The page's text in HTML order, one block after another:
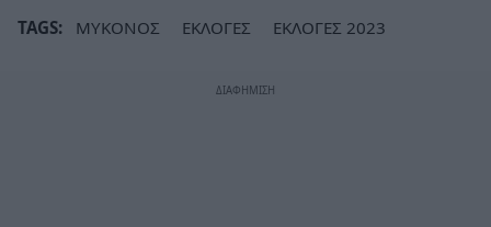
TAGS: ΜΥΚΟΝΟΣ ΕΚΛΟΓΕΣ ΕΚΛΟΓΕΣ 2023